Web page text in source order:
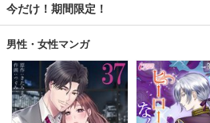
今だけ！期間限定！
男性・女性マンガ